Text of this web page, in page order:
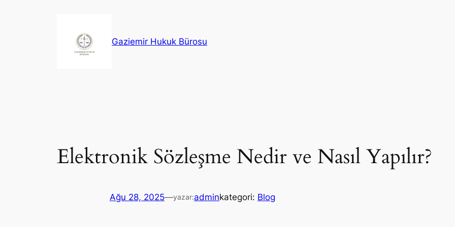
Gaziemir Hukuk Bürosu
Elektronik Sözleşme Nedir ve Nasıl Yapılır?
Ağu 28, 2025—yazar:adminkategori: Blog